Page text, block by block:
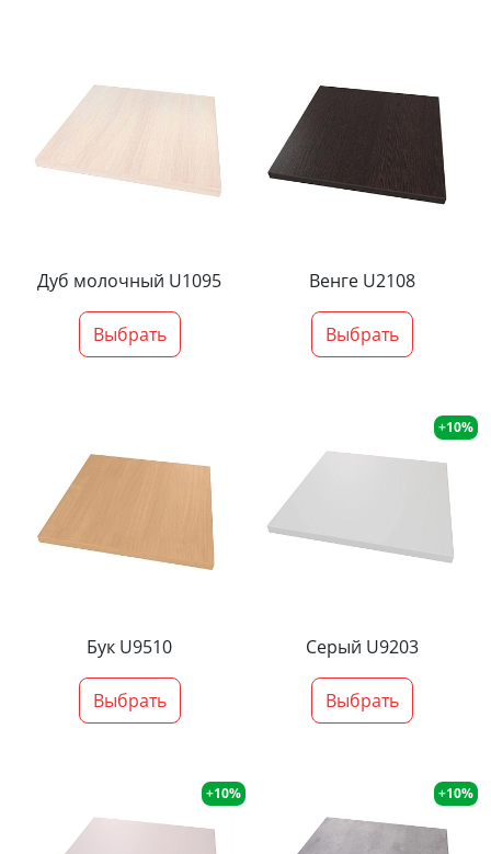
Дуб молочный U1095
Выбрать
Венге U2108
Выбрать
Бук U9510
Выбрать
+10%
Серый U9203
Выбрать
+10% +10%